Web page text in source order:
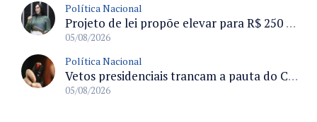
Política Nacional
Projeto de lei propõe elevar para R$ 250 mil limite de isenção do IPI para pessoas com deficiência e autismo
05/08/2026
Política Nacional
Vetos presidenciais trancam a pauta do Congresso com 87 itens pendentes e incluem trechos do Orçamento de 2026
05/08/2026